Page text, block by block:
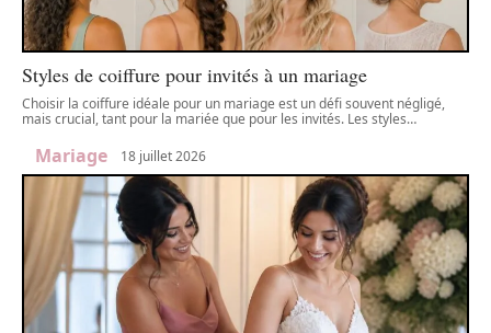
Styles de coiffure pour invités à un mariage
Choisir la coiffure idéale pour un mariage est un défi souvent négligé,
mais crucial, tant pour la mariée que pour les invités. Les styles…
Mariage 18 juillet 2026